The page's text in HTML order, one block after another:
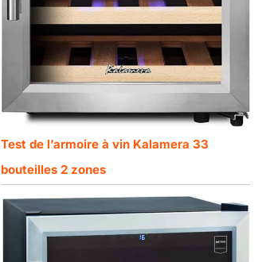
Test de l’armoire à vin Kalamera 33
bouteilles 2 zones